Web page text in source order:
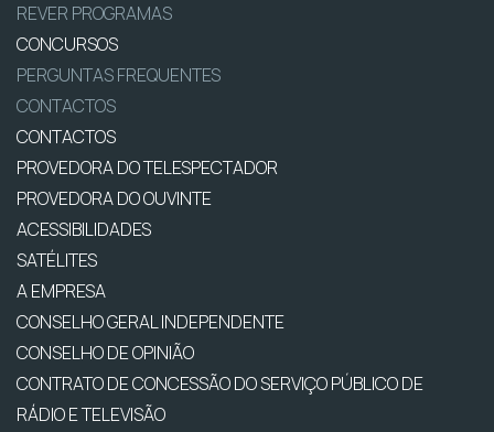
REVER PROGRAMAS
CONCURSOS
PERGUNTAS FREQUENTES
CONTACTOS
CONTACTOS
PROVEDORA DO TELESPECTADOR
PROVEDORA DO OUVINTE
ACESSIBILIDADES
SATÉLITES
A EMPRESA
CONSELHO GERAL INDEPENDENTE
CONSELHO DE OPINIÃO
CONTRATO DE CONCESSÃO DO SERVIÇO PÚBLICO DE
RÁDIO E TELEVISÃO